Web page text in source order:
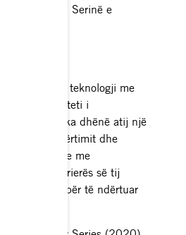
të shkallës: Serinë e
diplomë në teknologji me
nga Universiteti i
Ky edukim i ka dhënë atij një
të ndërtimit dhe
makine gare me
dhe, pas karrierës së tij
e dobishme për të ndërtuar